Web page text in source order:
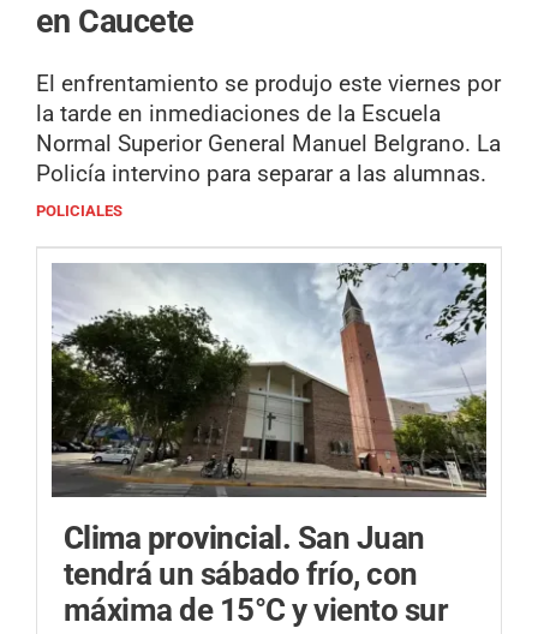
en Caucete
El enfrentamiento se produjo este viernes por
la tarde en inmediaciones de la Escuela
Normal Superior General Manuel Belgrano. La
Policía intervino para separar a las alumnas.
POLICIALES
Clima provincial. San Juan
tendrá un sábado frío, con
máxima de 15°C y viento sur